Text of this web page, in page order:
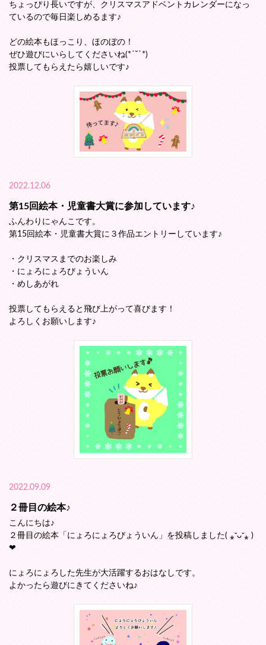
ちょっぴり長いですが、クリスマスアドベントカレンダーになっ
ているので毎日楽しめるます♪
どの絵本もほっこり、ほのぼの！
ぜひ遊びにいらしてくださいね(*´˘`*)
投票してもらえたら嬉しいです♪
2022.12.06
第15回絵本・児童書大賞に参加しています♪
ふんわりにゃんこです。
第15回絵本・児童書大賞に３作品エントリーしています♪
・クリスマスまでのお楽しみ
・にょろにょろびょういん
・めしあがれ
投票してもらえると飛び上がって喜びます！
よろしくお願いします♪
2022.09.09
２冊目の絵本♪
こんにちは♪
２冊目の絵本「にょろにょろびょういん」を投稿しました( ⁎ᵕᴗᵕ⁎ )
❤︎
にょろにょろした先生が大活躍するおはなしです。
よかったら遊びにきてくださいね♪